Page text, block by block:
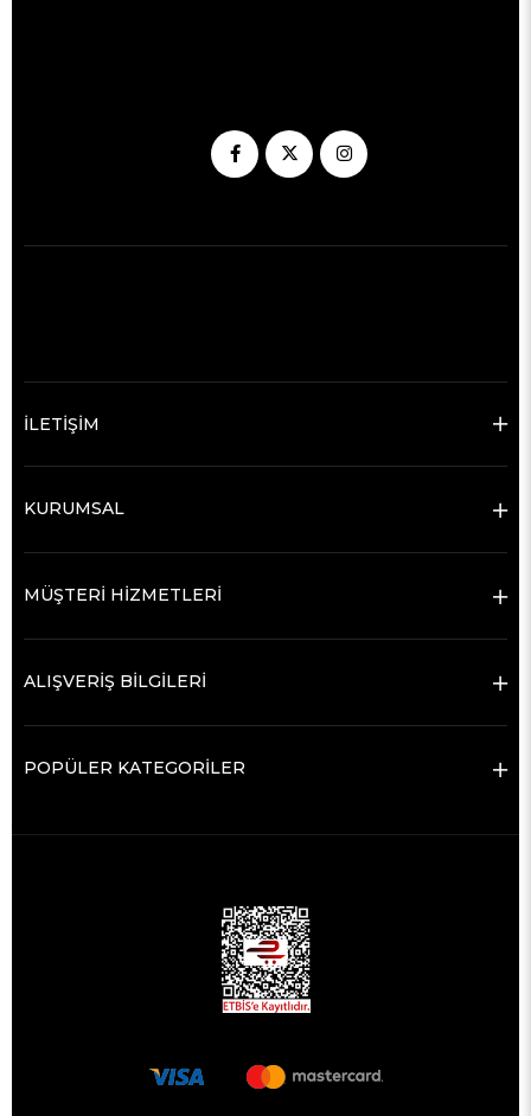
İLETİŞİM
KURUMSAL
MÜŞTERİ HİZMETLERİ
ALIŞVERİŞ BİLGİLERİ
POPÜLER KATEGORİLER